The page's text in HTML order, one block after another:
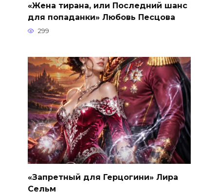
«Жена тирана, или Последний шанс
для попаданки» Любовь Песцова
299
«Запретный для Герцогини» Лира
Сельм